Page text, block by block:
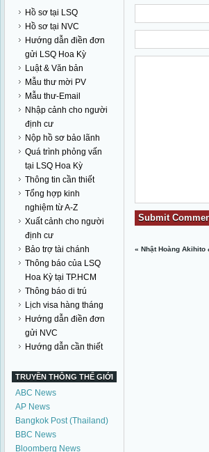
Hồ sơ tại LSQ
Hồ sơ tại NVC
Hướng dẫn điền đơn
gửi LSQ Hoa Kỳ
Luật & Văn bản
Mẫu thư mời PV
Mẫu thư-Email
Nhập cảnh cho người
định cư
Nộp hồ sơ bảo lãnh
Quá trình phỏng vấn
tại LSQ Hoa Kỳ
Thông tin cần thiết
Tổng hợp kinh
nghiệm từ A-Z
Xuất cảnh cho người
định cư
Bảo trợ tài chánh
Thông báo của LSQ
Hoa Kỳ tại TP.HCM
Thông báo di trú
Lịch visa hàng tháng
Hướng dẫn điền đơn
gửi NVC
Hướng dẫn cần thiết
TRUYỀN THÔNG THẾ GIỚI
ABC News
AP News
Bangkok Post (Thailand)
BBC News
Bloomberg News
«Nhật Hoàng Akihito